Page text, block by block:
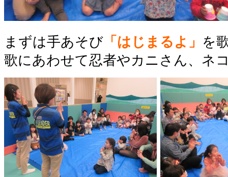
まずは手あそび 「はじまるよ」 を
歌にあわせて忍者やカニさん、ネ